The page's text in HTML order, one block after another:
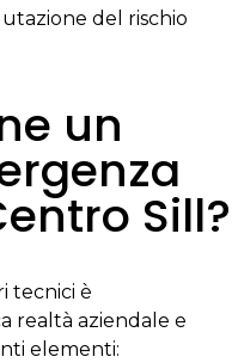
del rischio
un
Sill?
tecnici è
realtà aziendale e
elementi: